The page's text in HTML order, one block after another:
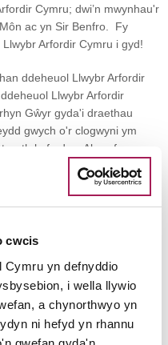
cwcis
Cymru yn defnyddio
i wella llywio
a chynorthwyo yn
ni hefyd yn rhannu
Cymru; dwi’n mwynhau'r
ac yn Sir Benfro. Fy
Arfordir Cymru i gyd!
ddeheuol Llwybr Arfordir
Llwybr Arfordir
Gŵyr gyda'i draethau
gwych o'r clogwyni ym
hyfryd yn Aberafan,
gyda golygfeydd gwych, tref
diarffordd twyni Merthyr
y ddwy bont dros yr
hanes hynafol a modern
Wrth gwrs, efallai fy mod i’n
...!